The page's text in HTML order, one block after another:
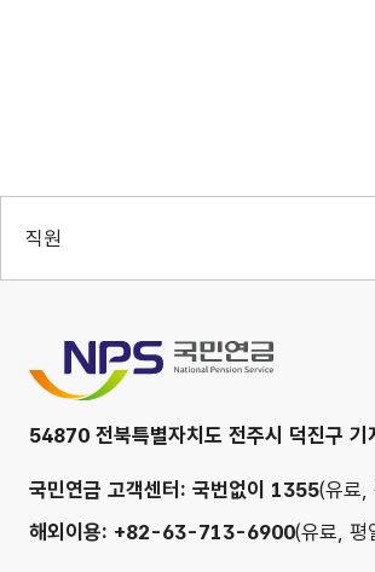
직원
54870 전북특별자치도 전주시 덕진구
국민연금 고객센터: 국번없이 1355(유료,
해외이용: +82-63-713-6900(유료,